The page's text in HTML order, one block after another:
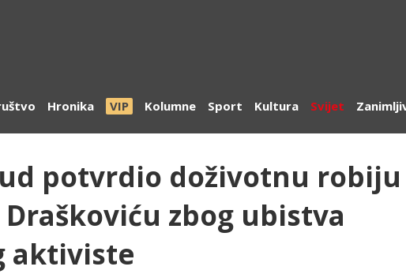
Hronika VIP Kolumne Sport Kultura Svijet
potvrdio doživotnu robiju
zbog ubistva
aktiviste